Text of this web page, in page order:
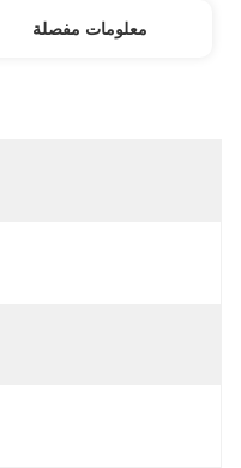
معلومات مفصلة